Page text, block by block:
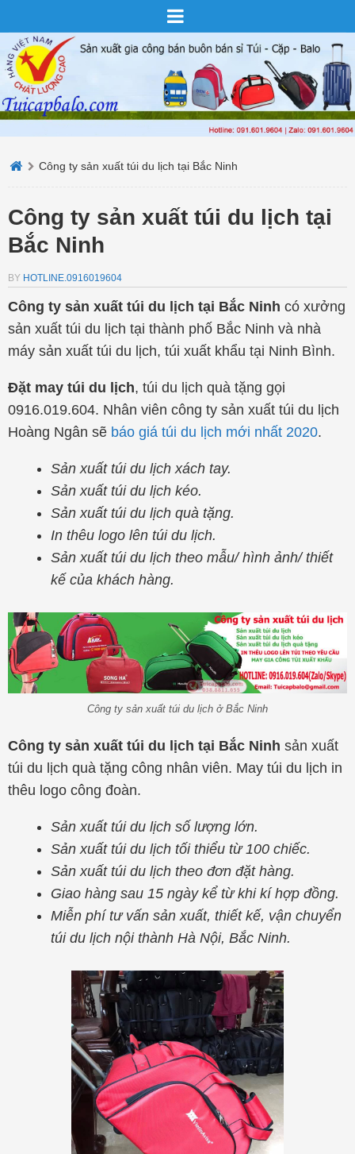
Công ty sản xuất túi du lịch tại Bắc Ninh
Công ty sản xuất túi du lịch tại
Bắc Ninh
BY HOTLINE.0916019604
Công ty sản xuất túi du lịch tại Bắc Ninh có xưởng
sản xuất túi du lịch tại thành phố Bắc Ninh và nhà
máy sản xuất túi du lịch, túi xuất khẩu tại Ninh Bình.
Đặt may túi du lịch, túi du lịch quà tặng gọi
0916.019.604. Nhân viên công ty sản xuất túi du lịch
Hoàng Ngân sẽ báo giá túi du lịch mới nhất 2020.
Sản xuất túi du lịch xách tay.
Sản xuất túi du lịch kéo.
Sản xuất túi du lịch quà tặng.
In thêu logo lên túi du lịch.
Sản xuất túi du lịch theo mẫu/ hình ảnh/ thiết
kế của khách hàng.
Công ty sản xuất túi du lịch ở Bắc Ninh
Công ty sản xuất túi du lịch tại Bắc Ninh sản xuất
túi du lịch quà tặng công nhân viên. May túi du lịch in
thêu logo công đoàn.
Sản xuất túi du lịch số lượng lớn.
Sản xuất túi du lịch tối thiểu từ 100 chiếc.
Sản xuất túi du lịch theo đơn đặt hàng.
Giao hàng sau 15 ngày kể từ khi kí hợp đồng.
Miễn phí tư vấn sản xuất, thiết kế, vận chuyển
túi du lịch nội thành Hà Nội, Bắc Ninh.